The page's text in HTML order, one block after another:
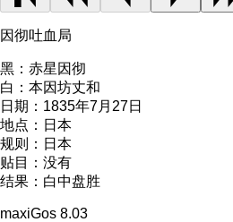
因彻吐血局
黑： 赤星因彻
白： 本因坊丈和
日期： 1835年7月27日
地点： 日本
规则： 日本
贴目： 没有
结果： 白中盘胜
maxiGos 8.03